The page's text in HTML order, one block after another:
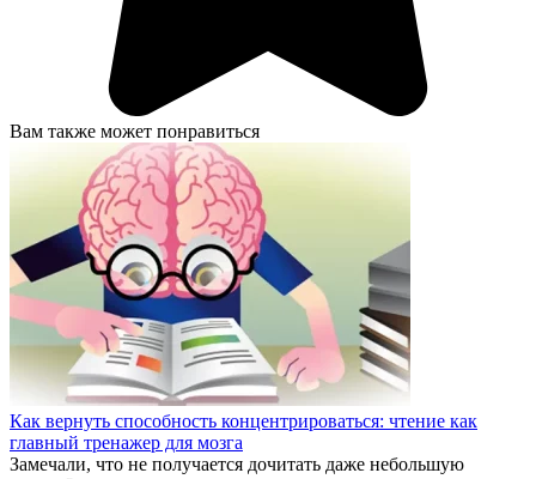
Вам также может понравиться
Как вернуть способность концентрироваться: чтение как
главный тренажер для мозга
Замечали, что не получается дочитать даже небольшую